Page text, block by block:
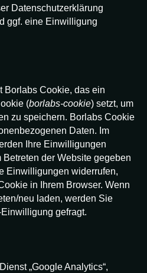
Datenschutzerklärung
ggf. eine Einwilligung
Borlabs Cookie, das ein
(borlabs-cookie) setzt, um
zu speichern. Borlabs Cookie
Daten. Im
Ihre Einwilligungen
der Website gegeben
Einwilligungen widerrufen,
in Ihrem Browser. Wenn
neu laden, werden Sie
gefragt.
„Google Analytics“,